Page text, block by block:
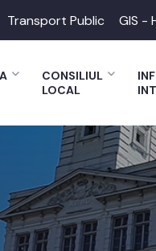
Transport Public GIS -
CONSILIUL
LOCAL